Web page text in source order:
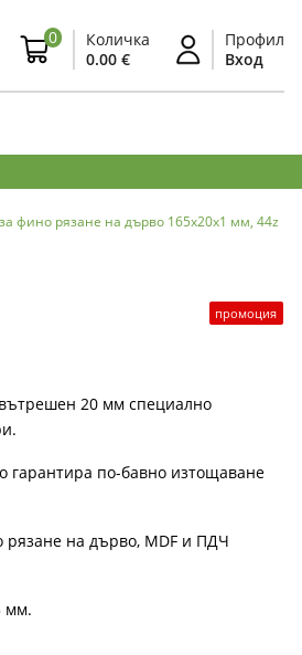
0
Количка
0.00 €
Профил
Вход
фино рязане на дърво 165x20x1 мм, 44z
промоция
20 мм специално
гарантира по-бавно изтощаване
на дърво, MDF и ПДЧ
мм.